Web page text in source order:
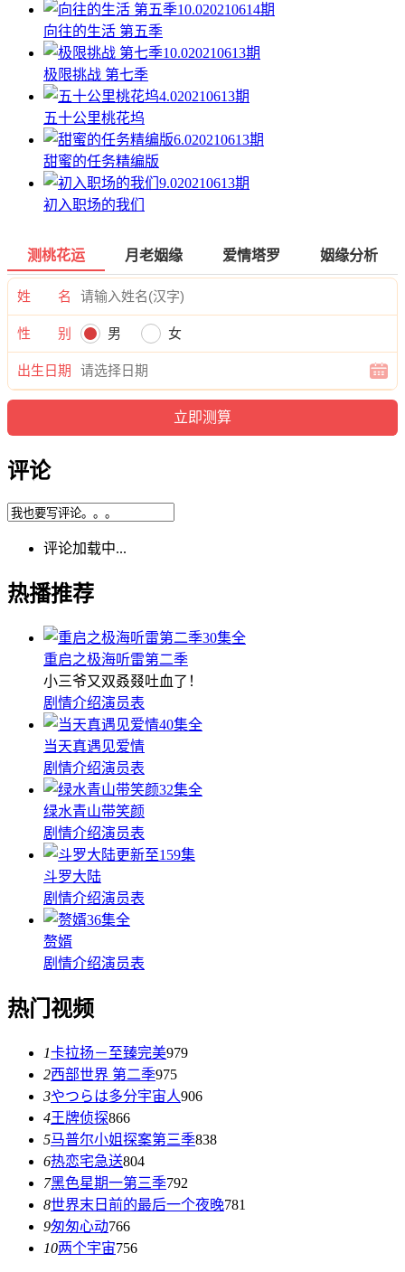
10.020210614期
向往的生活 第五季
10.020210613期
极限挑战 第七季
4.020210613期
五十公里桃花坞
6.020210613期
甜蜜的任务精编版
9.020210613期
初入职场的我们
测桃花运 月老姻缘 爱情塔罗 姻缘分析
姓 名
性 别 男 女
出生日期
评论
评论加载中...
热播推荐
30集全
重启之极海听雷第二季
小三爷又双叒叕吐血了！
剧情介绍演员表
40集全
当天真遇见爱情
剧情介绍演员表
32集全
绿水青山带笑颜
剧情介绍演员表
更新至159集
斗罗大陆
剧情介绍演员表
36集全
赘婿
剧情介绍演员表
热门视频
1卡拉扬－至臻完美979
2西部世界 第二季975
3やつらは多分宇宙人906
4王牌侦探866
5马普尔小姐探案第三季838
6热恋宅急送804
7黑色星期一第三季792
8世界末日前的最后一个夜晚781
9匆匆心动766
10两个宇宙756